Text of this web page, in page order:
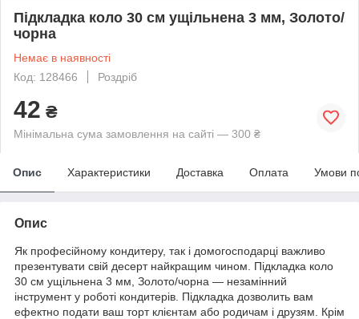
Підкладка коло 30 см ущільнена 3 мм, Золото/
чорна
Немає в наявності
Код: 128466
Роздріб
42 ₴
Мінімальна сума замовлення на сайті — 300 ₴
Опис Характеристики Доставка Оплата Умови
Опис
Як професійному кондитеру, так і домогосподарці важливо
презентувати свій десерт найкращим чином. Підкладка коло
30 см ущільнена 3 мм, Золото/чорна — незамінний
інструмент у роботі кондитерів. Підкладка дозволить вам
ефектно подати ваш торт клієнтам або родичам і друзям. Крім